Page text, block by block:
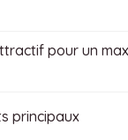
pour un
principaux